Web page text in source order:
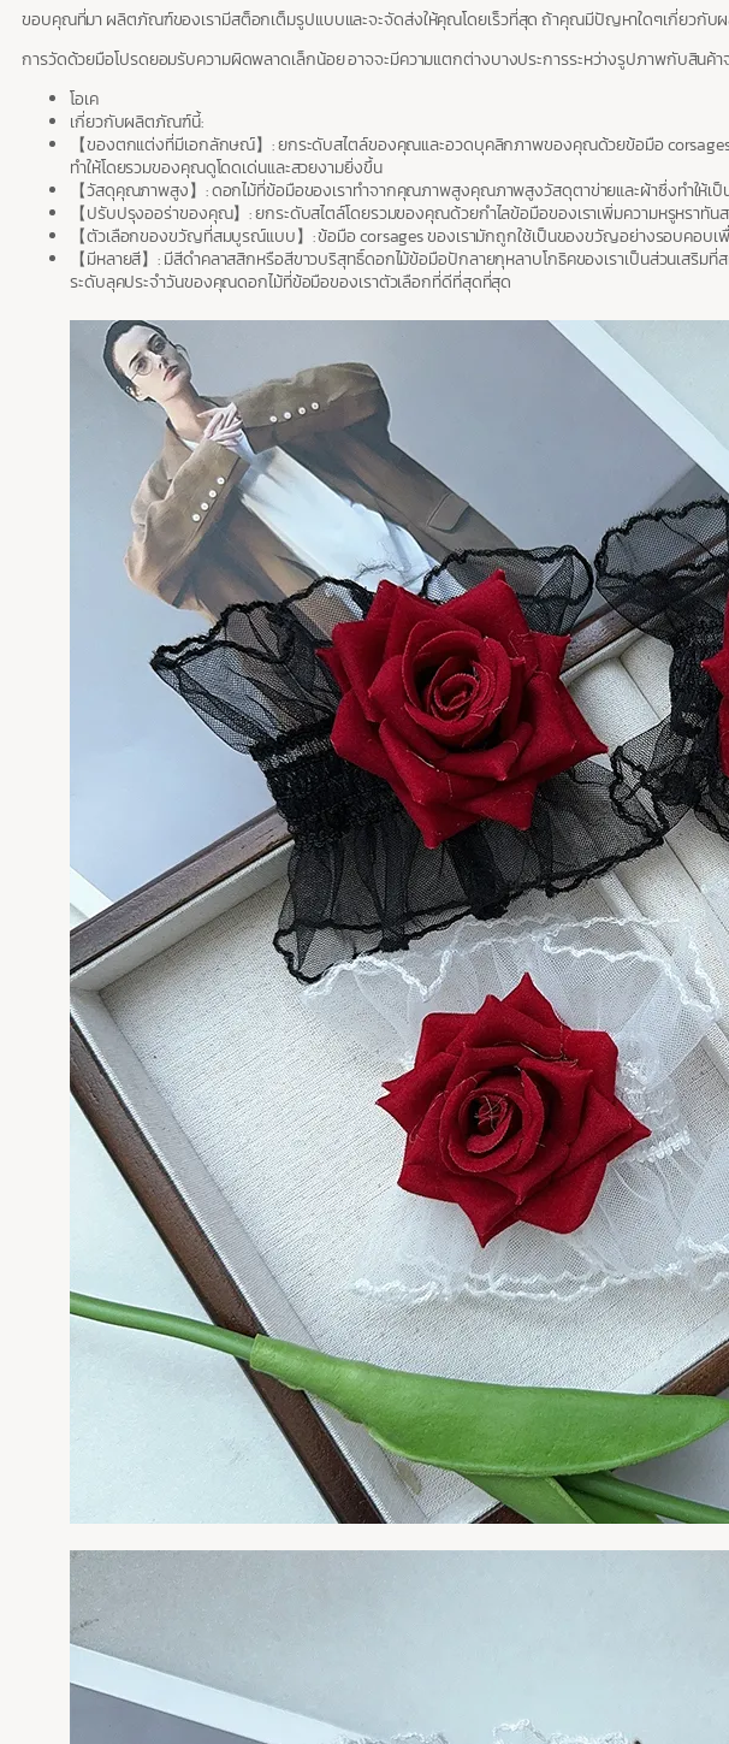
ขอบคุณที่มา ผลิตภัณฑ์ของเรามีสต็อกเต็มรูปแบบและจะจัดส่งให้คุณโดยเร็วที่สุด ถ้าคุณมีปัญหาใดๆเกี่ยวกับผ
การวัดด้วยมือโปรดยอมรับความผิดพลาดเล็กน้อย อาจจะมีความแตกต่างบางประการระหว่างรูปภาพกับสินค้
โอเค
เกี่ยวกับผลิตภัณฑ์นี้:
【ของตกแต่งที่มีเอกลักษณ์】: ยกระดับสไตล์ของคุณและอวดบุคลิกภาพของคุณด้วยข้อมือ
ทำให้โดยรวมของคุณดูโดดเด่นและสวยงามยิ่งขึ้น
【วัสดุคุณภาพสูง】: ดอกไม้ที่ข้อมือของเราทำจากคุณภาพสูงคุณภาพสูงวัสดุตาข่ายและผ้าซึ่งทำให้เ
【ปรับปรุงออร่าของคุณ】: ยกระดับสไตล์โดยรวมของคุณด้วยกำไลข้อมือของเราเพิ่มความหรูหรา
【ตัวเลือกของขวัญที่สมบูรณ์แบบ】: ข้อมือ corsages ของเรามักถูกใช้เป็นของขวัญอย่างรอบค
【มีหลายสี】: มีสีดำคลาสสิกหรือสีขาวบริสุทธิ์ดอกไม้ข้อมือปักลายกุหลาบโกธิคของเราเป็นส่วนเส
ระดับลุคประจำวันของคุณดอกไม้ที่ข้อมือของเราตัวเลือกที่ดีที่สุดที่สุด